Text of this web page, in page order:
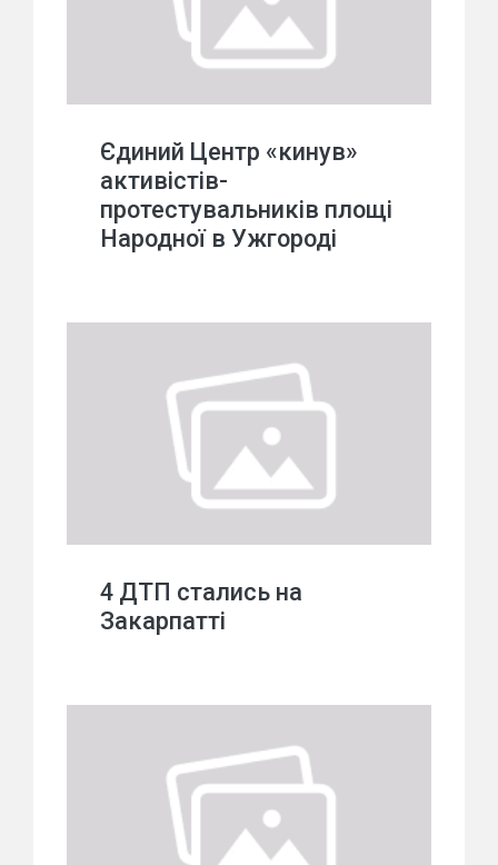
Єдиний Центр «кинув»
активістів-
протестувальників площі
Народної в Ужгороді
4 ДТП стались на
Закарпатті